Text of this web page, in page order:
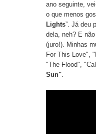
ano seguinte,
o que menos
Lights”. Já deu
dela, neh? E
(juro!). Minhas
For This Love", "
"The Flood",
Sun".